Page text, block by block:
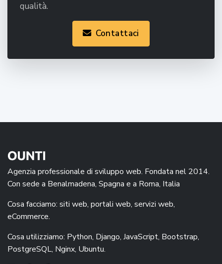
qualità.
Contattaci
Agenzia professionale di sviluppo web. Fondata nel 2014.
Con sede a Benalmadena, Spagna e a Roma, Italia
Cosa facciamo: siti web, portali web, servizi web,
eCommerce.
Cosa utilizziamo: Python, Django, JavaScript, Bootstrap,
PostgreSQL, Nginx, Ubuntu.